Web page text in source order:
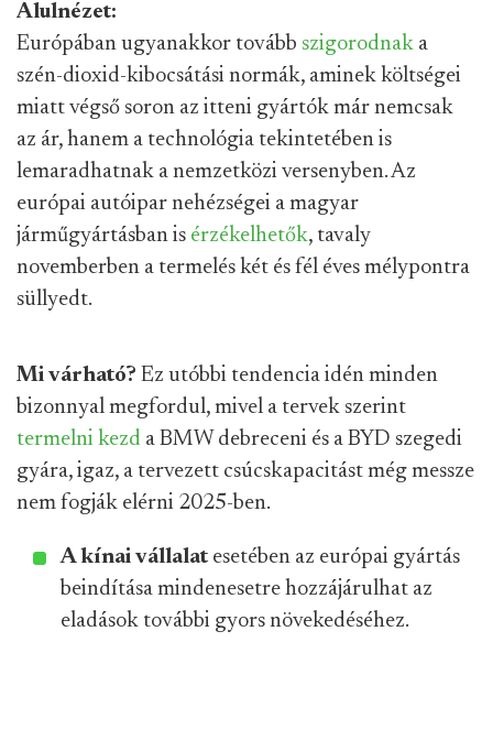
Alulnézet:
Európában ugyanakkor tovább szigorodnak a
szén-dioxid-kibocsátási normák, aminek költségei
miatt végső soron az itteni gyártók már nemcsak
az ár, hanem a technológia tekintetében is
lemaradhatnak a nemzetközi versenyben. Az
európai autóipar nehézségei a magyar
járműgyártásban is érzékelhetők, tavaly
novemberben a termelés két és fél éves mélypontra
süllyedt.
Mi várható? Ez utóbbi tendencia idén minden
bizonnyal megfordul, mivel a tervek szerint
termelni kezd a BMW debreceni és a BYD szegedi
gyára, igaz, a tervezett csúcskapacitást még messze
nem fogják elérni 2025-ben.
A kínai vállalat esetében az európai gyártás
beindítása mindenesetre hozzájárulhat az
eladások további gyors növekedéséhez.